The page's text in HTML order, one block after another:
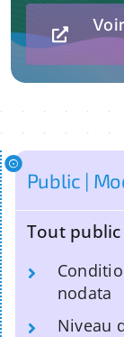
Public |
Tout public
nodata
Niveau